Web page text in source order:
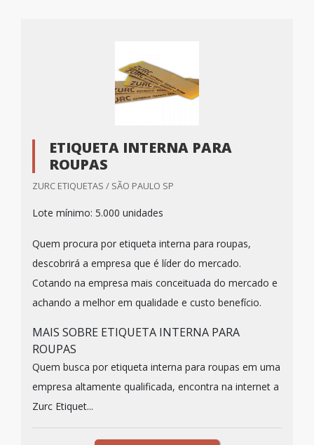
ETIQUETA INTERNA PARA
ROUPAS
ZURC ETIQUETAS / SÃO PAULO SP
Lote mínimo: 5.000 unidades
Quem procura por etiqueta interna para roupas,
descobrirá a empresa que é líder do mercado.
Cotando na empresa mais conceituada do mercado e
achando a melhor em qualidade e custo benefício.
MAIS SOBRE ETIQUETA INTERNA PARA
ROUPAS
Quem busca por etiqueta interna para roupas em uma
empresa altamente qualificada, encontra na internet a
Zurc Etiquet...